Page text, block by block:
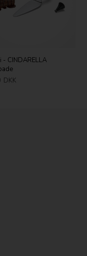
- CINDARELLA
DKK